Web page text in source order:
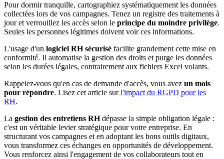
Pour dormir tranquille, cartographiez systématiquement les données
collectées lors de vos campagnes. Tenez un registre des traitements à
jour et verrouillez les accès selon le principe du moindre privilège.
Seules les personnes légitimes doivent voir ces informations.
L'usage d'un logiciel RH sécurisé facilite grandement cette mise en
conformité. Il automatise la gestion des droits et purge les données
selon les durées légales, contrairement aux fichiers Excel volants.
Rappelez-vous qu'en cas de demande d'accès, vous avez un mois
pour répondre. Lisez cet article surl'impact du RGPD pour les
RH.
La gestion des entretiens RHdépasse la simple obligation légale :
c'est un véritable levier stratégique pour votre entreprise. En
structurant vos campagnes et en adoptant les bons outils digitaux,
vous transformez ces échanges en opportunités de développement.
Vous renforcez ainsi l'engagement de vos collaborateurs tout en